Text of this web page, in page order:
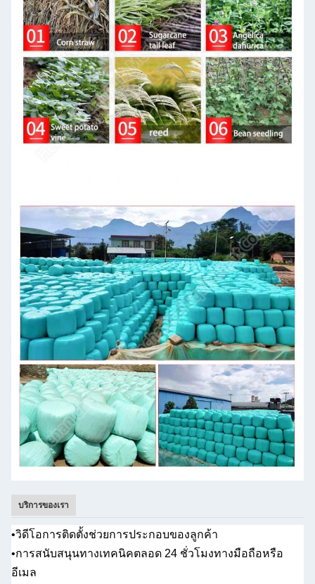
บริการของเรา
•วิดีโอการติดตั้งช่วยการประกอบของลูกค้า
•การสนับสนุนทางเทคนิคตลอด 24 ชั่วโมงทางมือถือหรือ
อีเมล